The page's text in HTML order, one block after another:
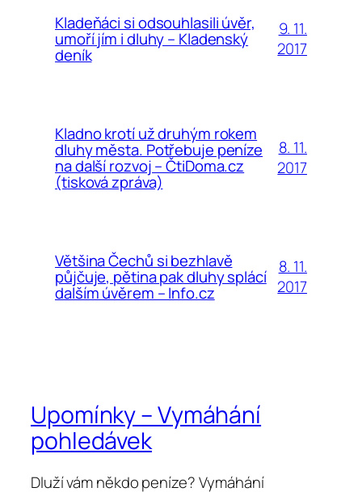
Kladeňáci si odsouhlasili úvěr,
umoří jím i dluhy – Kladenský
deník
9. 11.
2017
Kladno krotí už druhým rokem
dluhy města. Potřebuje peníze
na další rozvoj – ČtiDoma.cz
(tisková zpráva)
8. 11.
2017
Většina Čechů si bezhlavě
půjčuje, pětina pak dluhy splácí
dalším úvěrem – Info.cz
8. 11.
2017
Upomínky – Vymáhání
pohledávek
Dluží vám někdo peníze? Vymáhání